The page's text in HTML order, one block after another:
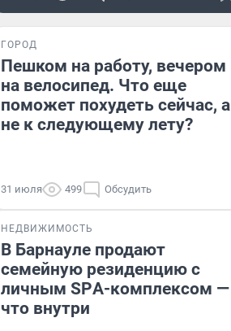
ГОРОД
Пешком на работу, вечером
на велосипед. Что еще
поможет похудеть сейчас, а
не к следующему лету?
31 июля 499 Обсудить
НЕДВИЖИМОСТЬ
В Барнауле продают
семейную резиденцию с
личным SPА-кoмплекcом —
что внутри